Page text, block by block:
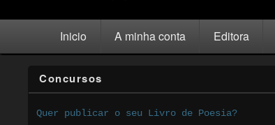
Inicio A minha conta Editora
Concursos
Quer publicar o seu Livro de Poesia?